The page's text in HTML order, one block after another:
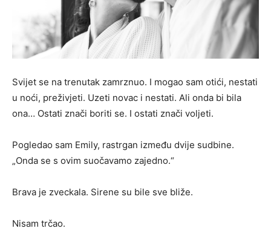
Svijet se na trenutak zamrznuo. I mogao sam otići, nestati
u noći, preživjeti. Uzeti novac i nestati. Ali onda bi bila
ona… Ostati znači boriti se. I ostati znači voljeti.
Pogledao sam Emily, rastrgan između dvije sudbine.
„Onda se s ovim suočavamo zajedno.“
Brava je zveckala. Sirene su bile sve bliže.
Nisam trčao.